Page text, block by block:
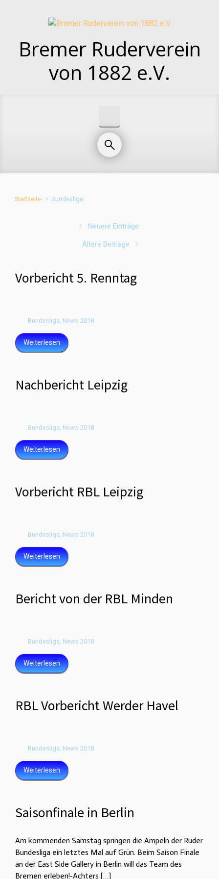
Bremer Ruderverein
von 1882 e.V.
Startseite Bundesliga
Neuere Einträge
Ältere Beiträge
Vorbericht 5. Renntag
Bundesliga, News 2018
Weiterlesen
Nachbericht Leipzig
Bundesliga, News 2018
Weiterlesen
Vorbericht RBL Leipzig
Bundesliga, News 2018
Weiterlesen
Bericht von der RBL Minden
Bundesliga, News 2018
Weiterlesen
RBL Vorbericht Werder Havel
Bundesliga, News 2018
Weiterlesen
Saisonfinale in Berlin
Am kommenden Samstag springen die Ampeln der Ruder
Bundesliga ein letztes Mal auf Grün. Beim Saison Finale
an der East Side Gallery in Berlin will das Team des
Bremen erleben!-Achters […]